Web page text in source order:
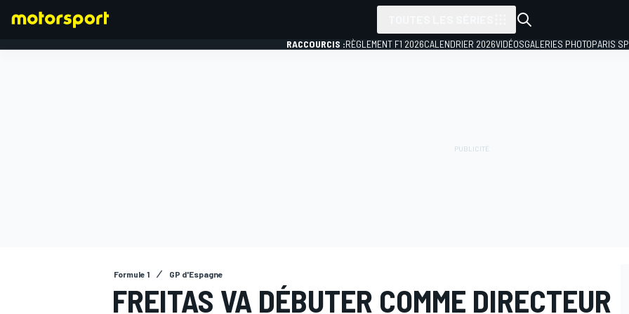
RACCOURCIS :RÈGLEMENT F1 2026CALENDRIER 2026VIDÉOSGALERIES PHOTOPARIS
Formule 1 GP d'Espagne
FREITAS VA DÉBUTER COMME DIRECTEUR